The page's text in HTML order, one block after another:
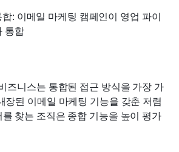
: 이메일 마케팅 캠페인이 영업 파이
통합
즈니스는 통합된 접근 방식을 가장 가
장된 이메일 마케팅 기능을 갖춘 저렴
찾는 조직은 종합 기능을 높이 평가